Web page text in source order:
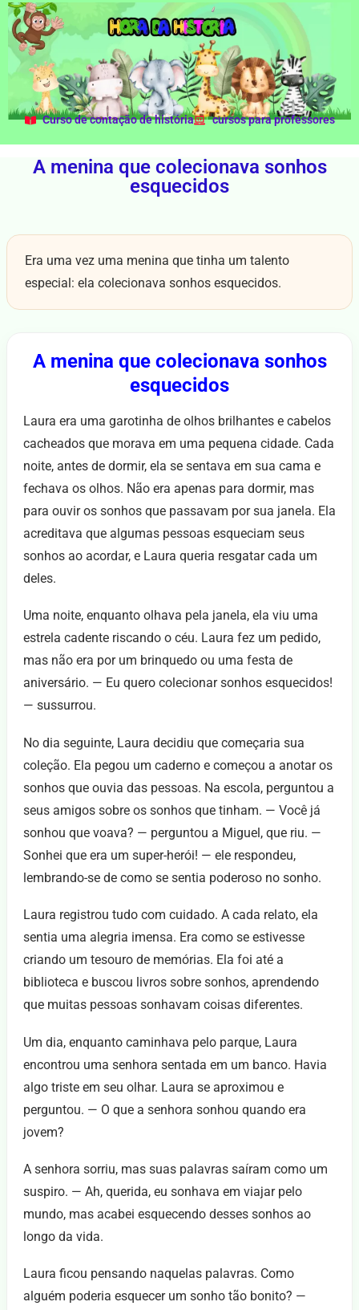
Curso de contação de história cursos para professores
A menina que colecionava sonhos
esquecidos
Era uma vez uma menina que tinha um talento
especial: ela colecionava sonhos esquecidos.
A menina que colecionava sonhos
esquecidos
Laura era uma garotinha de olhos brilhantes e cabelos
cacheados que morava em uma pequena cidade. Cada
noite, antes de dormir, ela se sentava em sua cama e
fechava os olhos. Não era apenas para dormir, mas
para ouvir os sonhos que passavam por sua janela. Ela
acreditava que algumas pessoas esqueciam seus
sonhos ao acordar, e Laura queria resgatar cada um
deles.
Uma noite, enquanto olhava pela janela, ela viu uma
estrela cadente riscando o céu. Laura fez um pedido,
mas não era por um brinquedo ou uma festa de
aniversário. — Eu quero colecionar sonhos esquecidos!
— sussurrou.
No dia seguinte, Laura decidiu que começaria sua
coleção. Ela pegou um caderno e começou a anotar os
sonhos que ouvia das pessoas. Na escola, perguntou a
seus amigos sobre os sonhos que tinham. — Você já
sonhou que voava? — perguntou a Miguel, que riu. —
Sonhei que era um super-herói! — ele respondeu,
lembrando-se de como se sentia poderoso no sonho.
Laura registrou tudo com cuidado. A cada relato, ela
sentia uma alegria imensa. Era como se estivesse
criando um tesouro de memórias. Ela foi até a
biblioteca e buscou livros sobre sonhos, aprendendo
que muitas pessoas sonhavam coisas diferentes.
Um dia, enquanto caminhava pelo parque, Laura
encontrou uma senhora sentada em um banco. Havia
algo triste em seu olhar. Laura se aproximou e
perguntou. — O que a senhora sonhou quando era
jovem?
A senhora sorriu, mas suas palavras saíram como um
suspiro. — Ah, querida, eu sonhava em viajar pelo
mundo, mas acabei esquecendo desses sonhos ao
longo da vida.
Laura ficou pensando naquelas palavras. Como
alguém poderia esquecer um sonho tão bonito? —